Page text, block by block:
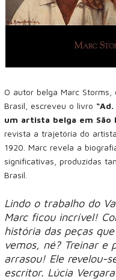
O autor belga Marc
Brasil, escreveu o livro
um artista belga em São
revista a trajetória do
1920. Marc revela a
significativas, produzidas
Brasil.
Lindo o trabalho do
Marc ficou incrível!
história das peças
vemos, né? Treinar e
arrasou! Ele revelou-
escritor. Lúcia Vergara